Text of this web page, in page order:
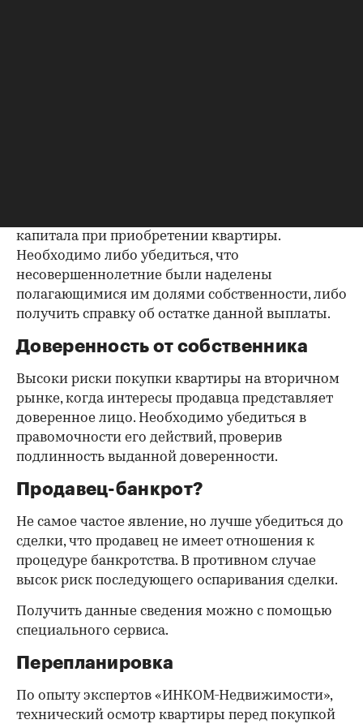
капитала при приобретении квартиры.
Необходимо либо убедиться, что
несовершеннолетние были наделены
полагающимися им долями собственности, либо
получить справку об остатке данной выплаты.
Доверенность от собственника
Высоки риски покупки квартиры на вторичном
рынке, когда интересы продавца представляет
доверенное лицо. Необходимо убедиться в
правомочности его действий, проверив
подлинность выданной доверенности.
Продавец-банкрот?
Не самое частое явление, но лучше убедиться до
сделки, что продавец не имеет отношения к
процедуре банкротства. В противном случае
высок риск последующего оспаривания сделки.
Получить данные сведения можно с помощью
специального сервиса.
Перепланировка
По опыту экспертов «ИНКОМ-Недвижимости»,
технический осмотр квартиры перед покупкой